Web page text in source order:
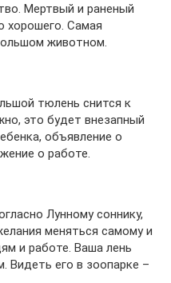
Мертвый и раненый
хорошего. Самая
животном.
тюлень снится к
это будет внезапный
объявление о
о работе.
Лунному соннику,
меняться самому и
и работе. Ваша лень
Видеть его в зоопарке –